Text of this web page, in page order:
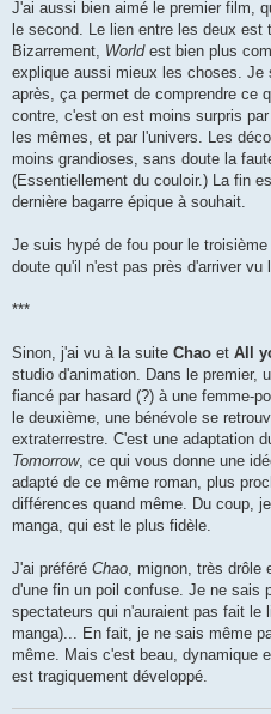
J'ai aussi bien aimé le premier film,
le second. Le lien entre les deux est
Bizarrement, Worldest bien plus
explique aussi mieux les choses. Je
après, ça permet de comprendre ce
contre, c'est on est moins surpris
les mêmes, et par l'univers. Les
moins grandioses, sans doute la
(Essentiellement du couloir.) La fin
dernière bagarre épique à souhait.
Je suis hypé de fou pour le
doute qu'il n'est pas près d'arriver vu
***
Sinon, j'ai vu à la suite Chao et All
studio d'animation. Dans le premier,
fiancé par hasard (?) à une femme-
le deuxième, une bénévole se
extraterrestre. C'est une adaptation
Tomorrow, ce qui vous donne une
adapté de ce même roman, plus
différences quand même. Du coup,
manga, qui est le plus fidèle.
J'ai préféré Chao , mignon, très
d'une fin un poil confuse. Je ne sais
spectateurs qui n'auraient pas fait le
manga)... En fait, je ne sais même
même. Mais c'est beau, dynamique
est tragiquement développé.